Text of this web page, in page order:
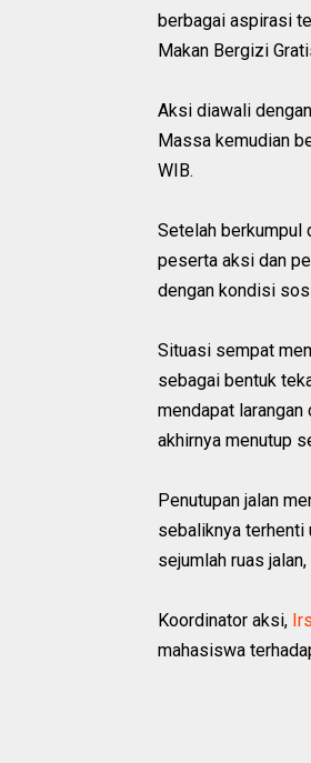
berbagai aspirasi
Makan Bergizi
Aksi diawali
Massa kemudian
WIB.
Setelah berkumpul
peserta aksi dan
dengan kondisi
Situasi sempat
sebagai bentuk
mendapat
akhirnya menutup
Penutupan jalan
sebaliknya terhenti
sejumlah ruas
Koordinator aksi,
mahasiswa